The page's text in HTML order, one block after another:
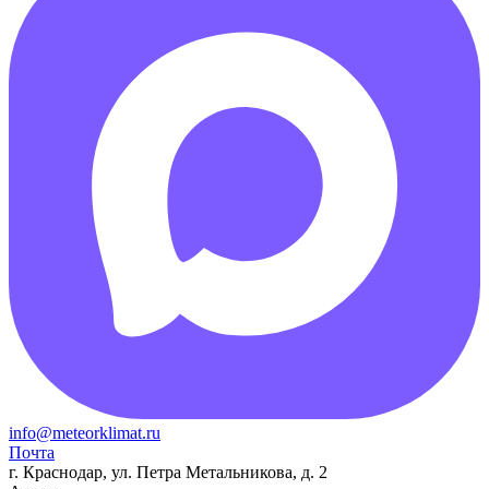
info@meteorklimat.ru
Почта
г. Краснодар, ул. Петра Метальникова, д. 2